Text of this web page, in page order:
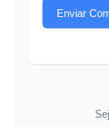
Enviar